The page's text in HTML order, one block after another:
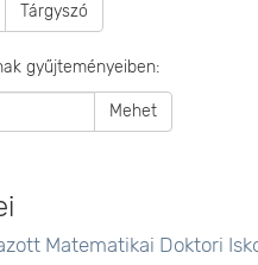
Tárgyszó
gyűjteményeiben:
Mehet
Matematikai Doktori